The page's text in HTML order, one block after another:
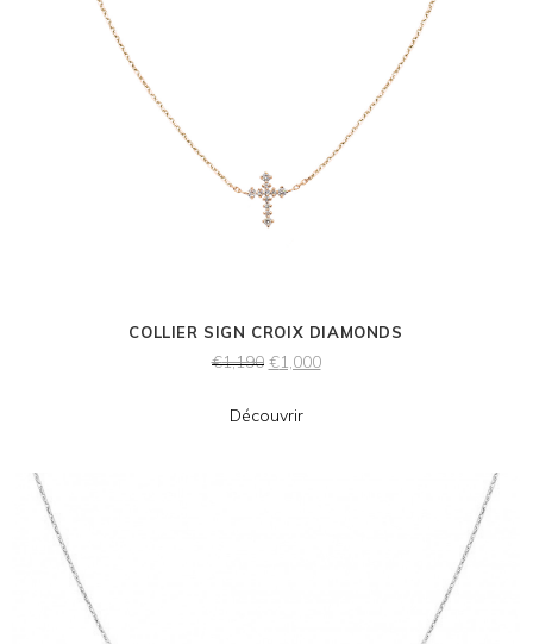
COLLIER SIGN CROIX DIAMONDS
€1,190 €1,000
Découvrir